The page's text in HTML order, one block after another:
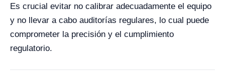
Es crucial evitar no calibrar adecuadamente el equipo
y no llevar a cabo auditorías regulares, lo cual puede
comprometer la precisión y el cumplimiento
regulatorio.